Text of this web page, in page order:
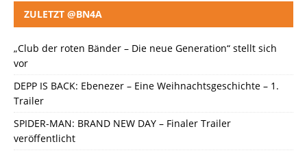
ZULETZT @BN4A
„Club der roten Bänder – Die neue Generation“ stellt sich
vor
DEPP IS BACK: Ebenezer – Eine Weihnachtsgeschichte – 1.
Trailer
SPIDER-MAN: BRAND NEW DAY – Finaler Trailer
veröffentlicht